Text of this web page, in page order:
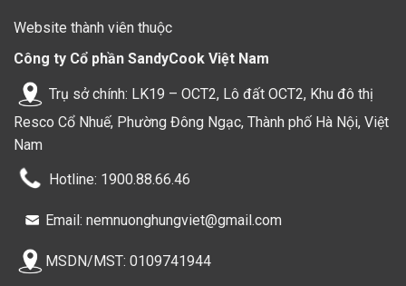
Với dồi sụn, để chế biến chuẩn vị và đem lại hương vị đặc
công thức chế biến hoàn hảo. Công thức độc quyền sẽ giúp
cho miếng dồi hấp dẫn và có hương vị đặc trưng nhất. Cùng
với nguồn nguyên liệu đạt chuẩn càng giúp cho miếng dồi
sụn thêm đặc biệt.
Website thành viên thuộc
Công ty Cổ phần SandyCook Việt Nam
Trụ sở chính: LK19 – OCT2, Lô đất OCT2, Khu đô thị
Resco Cổ Nhuế, Phường Đông Ngạc, Thành phố Hà Nội, Việt
Nam
Hotline: 1900.88.66.46
Email: nemnuonghungviet@gmail.com
MSDN/MST: 0109741944